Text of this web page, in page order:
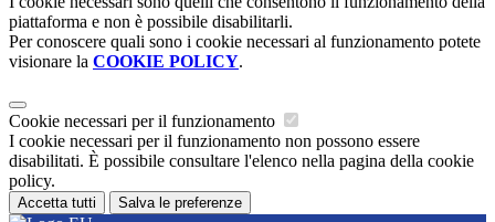
piattaforma e non è possibile disabilitarli.
Per conoscere quali sono i cookie necessari al funzionamento potete
visionare la COOKIE POLICY.
Cookie necessari per il funzionamento
I cookie necessari per il funzionamento non possono essere
disabilitati. È possibile consultare l'elenco nella pagina della cookie
policy.
Accetta tutti Salva le preferenze